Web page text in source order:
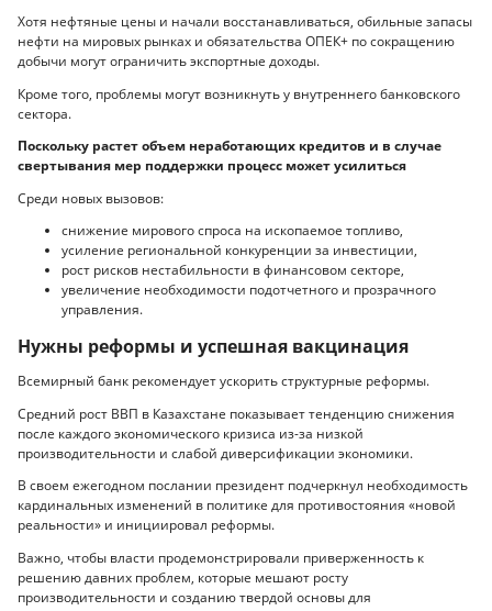
Хотя нефтяные цены и начали восстанавливаться, обильные запасы
нефти на мировых рынках и обязательства ОПЕК+ по сокращению
добычи могут ограничить экспортные доходы.
Кроме того, проблемы могут возникнуть у внутреннего банковского
сектора.
Поскольку растет объем неработающих кредитов и в случае
свертывания мер поддержки процесс может усилиться
Среди новых вызовов:
снижение мирового спроса на ископаемое топливо,
усиление региональной конкуренции за инвестиции,
рост рисков нестабильности в финансовом секторе,
увеличение необходимости подотчетного и прозрачного
управления.
Нужны реформы и успешная вакцинация
Всемирный банк рекомендует ускорить структурные реформы.
Средний рост ВВП в Казахстане показывает тенденцию снижения
после каждого экономического кризиса из-за низкой
производительности и слабой диверсификации экономики.
В своем ежегодном послании президент подчеркнул необходимость
кардинальных изменений в политике для противостояния «новой
реальности» и инициировал реформы.
Важно, чтобы власти продемонстрировали приверженность к
решению давних проблем, которые мешают росту
производительности и созданию твердой основы для